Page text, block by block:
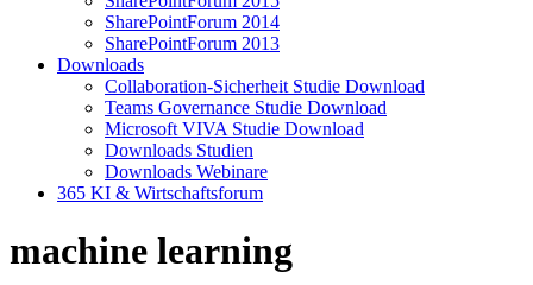
SharePointForum 2014
SharePointForum 2013
Downloads
Collaboration-Sicherheit Studie Download
Teams Governance Studie Download
Microsoft VIVA Studie Download
Downloads Studien
Downloads Webinare
365 KI & Wirtschaftsforum
machine learning